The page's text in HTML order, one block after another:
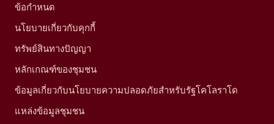
ข้อกำหนด
นโยบายเกี่ยวกับคุกกี้
ทรัพย์สินทางปัญญา
หลักเกณฑ์ของชุมชน
ข้อมูลเกี่ยวกับนโยบายความปลอดภัยสำหรับรัฐโคโลราโด
แหล่งข้อมูลชุมชน